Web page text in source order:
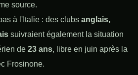
source.
à l'Italie : des clubs anglais,
suivraient également la situation
de 23 ans, libre en juin après la
Frosinone.